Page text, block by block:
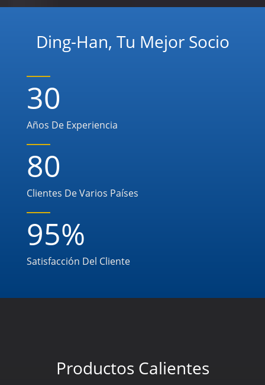
Ding-Han, Tu Mejor Socio
30
Años De Experiencia
80
Clientes De Varios Países
95%
Satisfacción Del Cliente
Productos Calientes